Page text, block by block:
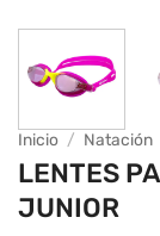
Inicio / Natación
LENTES
JUNIOR